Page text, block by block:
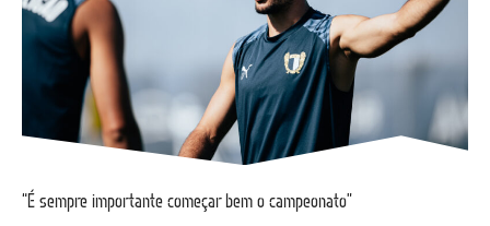
“É sempre importante começar bem o campeonato”